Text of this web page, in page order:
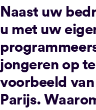
Naast uw
u met uw
jongeren op
voorbeeld
Parijs.